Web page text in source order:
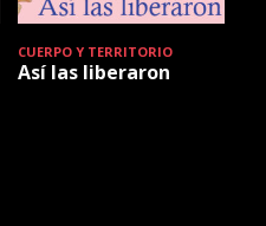
CUERPO Y TERRITORIO
Así las liberaron